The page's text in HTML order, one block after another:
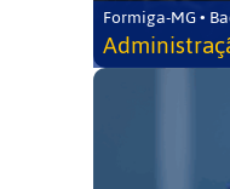
Formiga-MG •